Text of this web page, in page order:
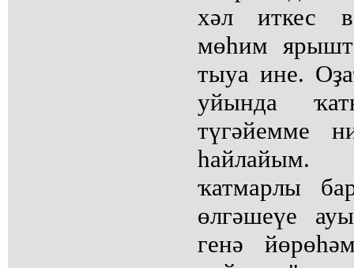
хәл иткес
мөһим
тыуа ине.
уйында
түгәйемме
һайлайым.
ҡатмарлы
өлгәшеүе
генә